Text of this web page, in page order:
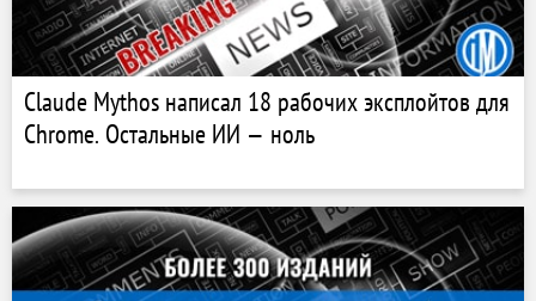
Claude Mythos написал 18 рабочих эксплойтов для
Chrome. Остальные ИИ — ноль